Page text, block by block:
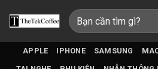
qua
Tìm
kiếm:
APPLE IPHONE SAMSUNG